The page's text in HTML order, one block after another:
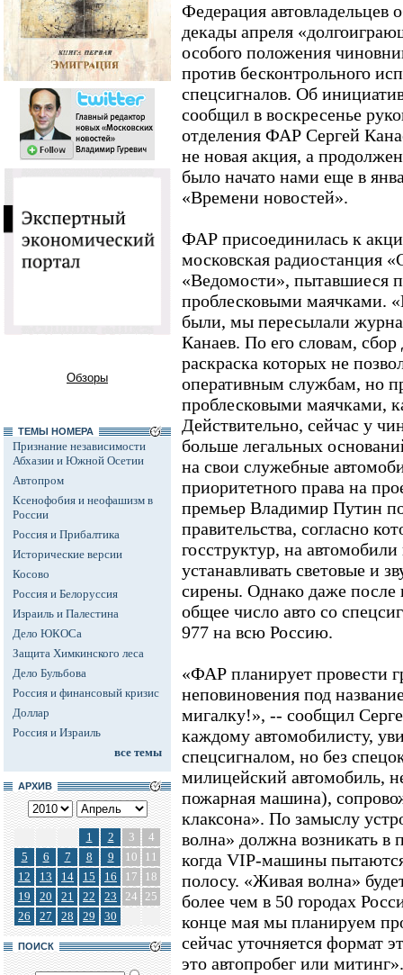
Обзоры
ТЕМЫ НОМЕРА
Признание независимости
Абхазии и Южной Осетии
Автопром
Ксенофобия и неофашизм в
России
Россия и Прибалтика
Исторические версии
Косово
Россия и Белоруссия
Израиль и Палестина
Дело ЮКОСа
Защита Химкинского леса
Дело Бульбова
Россия и финансовый кризис
Доллар
Россия и Израиль
все темы
АРХИВ
1 2 3
4
5
6 7 8 9 10
11
12
13 14 15 16 17
18
19
20 21 22 23 24 25
26
27 28 29 30
ПОИСК
Федерация автовладельцев
декады апреля
особого положения
против бесконтрольного
спецсигналов. Об
сообщил в воскресенье
отделения ФАР Сергей
не новая акция, а
было начато нами еще в
«Времени новостей».
ФАР присоединилась к
московская радиостанция
«Ведомости», пытавшиеся
проблесковыми маячками.
были, мы пересылали
Канаев. По его словам,
раскраска которых не
оперативным службам, но
проблесковыми маячками,
Действительно, сейчас у
больше легальных
на свои служебные
приоритетного права на
премьер Владимир Путин
правительства, согласно
госструктур, на
устанавливать световые и
сирены. Однако даже после
общее число авто со
977 на всю Россию.
«ФАР планирует провести
неповиновения под
мигалку!», -- сообщил
каждому автомобилисту,
спецсигналом, но без
милицейский автомобиль,
пожарная машина),
клаксона». По замыслу
волна» должна возникать в
когда VIP-машины
полосу. «Живая волна»
более чем в 50 городах
конце мая мы планируем
сейчас уточняется формат
это автопробег или митинг».